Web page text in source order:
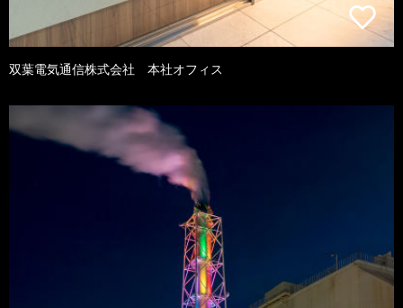
双葉電気通信株式会社 本社オフィス